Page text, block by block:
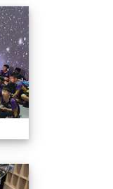
114學年四年
114學年四年